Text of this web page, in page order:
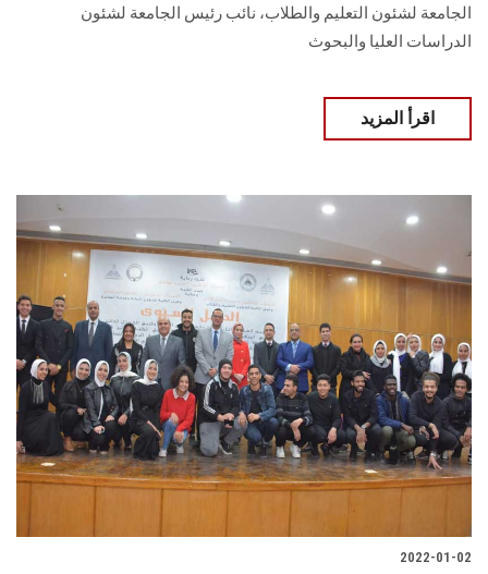
الجامعة لشئون التعليم والطلاب، نائب رئيس الجامعة لشئون
الدراسات العليا والبحوث
اقرأ المزيد
2022-01-02